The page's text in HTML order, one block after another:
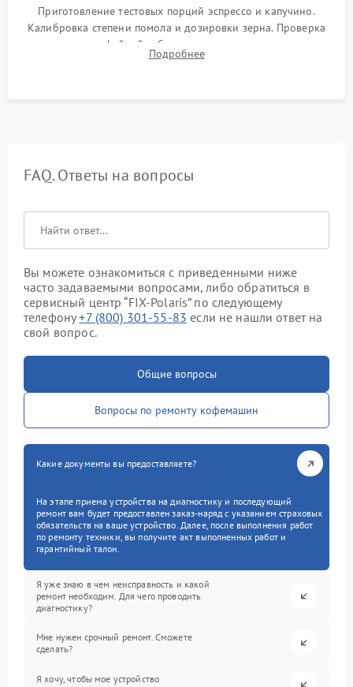
Приготовление тестовых порций эспрессо и капучино.
Калибровка степени помола и дозировки зерна. Проверка
плотности кофейной таблетки, температуры напитка и
качества молочной пены. Контроль отсутствия посторонних
Подробнее
FAQ. Ответы на вопросы
Вы можете ознакомиться с приведенными ниже
часто задаваемыми вопросами, либо обратиться в
сервисный центр “FIX-Polaris” по следующему
телефону+7 (800) 301-55-83 если не нашли ответ на
свой вопрос.
Общие вопросы
Вопросы по ремонту кофемашин
Какие документы вы предоставляете?
На этапе приема устройства на диагностику и последующий
ремонт вам будет предоставлен заказ-наряд с указанием страховых
обязательств на ваше устройство. Далее, после выполнения работ
по ремонту техники, вы получите акт выполненных работ и
гарантийный талон.
Я уже знаю в чем неисправность и какой
ремонт необходим. Для чего проводить
диагностику?
Мне нужен срочный ремонт. Сможете
сделать?
Я хочу, чтобы мое устройство